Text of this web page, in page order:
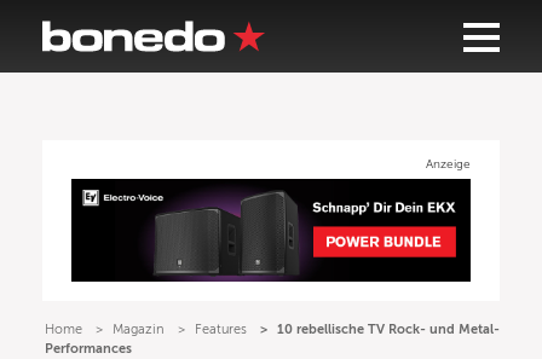
Anzeige
Home Magazin Features
10 rebellische TV Rock- und Metal-
Performances